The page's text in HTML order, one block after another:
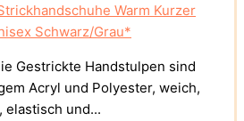
Warm Kurzer
Schwarz/Grau*
Gestrickte Handstulpen sind
Acryl und Polyester, weich,
elastisch und...